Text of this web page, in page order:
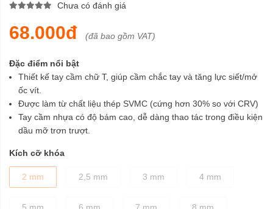
Chưa có đánh giá
68.000đ (đã bao gồm VAT)
Đặc điểm nổi bật
Thiết kế tay cầm chữ T, giúp cầm chắc tay và tăng lực siết/mở
ốc vít.
Được làm từ chất liệu thép SVMC (cứng hơn 30% so với CRV)
Tay cầm nhựa có độ bám cao, dễ dàng thao tác trong điều kiện
dầu mỡ trơn trượt.
Kích cỡ khóa
2 mm 2,5 mm 3 mm 4 mm